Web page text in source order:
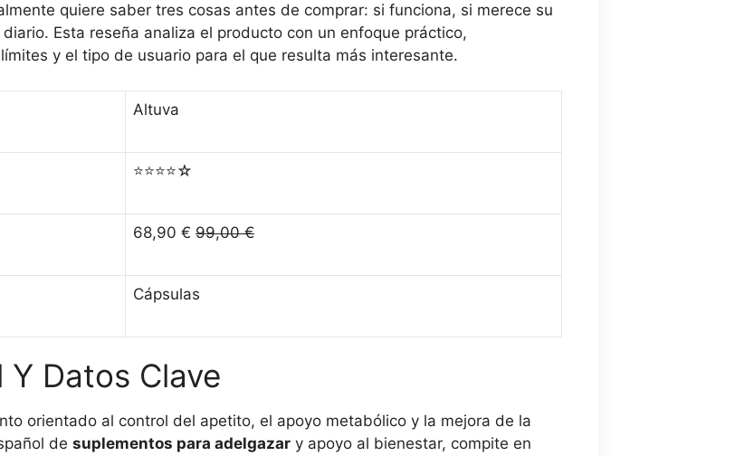
quiere saber tres cosas antes de comprar: si funciona, si merece su
Esta reseña analiza el producto con un enfoque práctico,
y el tipo de usuario para el que resulta más interesante.
Altuva
⭐⭐⭐⭐☆
68,90 € 99,00 €
Cápsulas
Y Datos Clave
orientado al control del apetito, el apoyo metabólico y la mejora de la
de suplementos para adelgazar y apoyo al bienestar, compite en